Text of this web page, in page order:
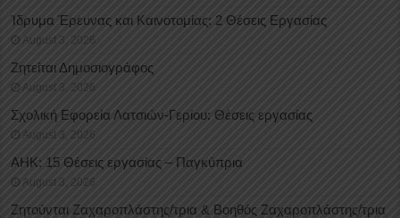
Ίδρυμα Έρευνας και Καινοτομίας: 2 Θέσεις Εργασίας
August 3, 2026
Ζητείται Δημοσιογράφος
August 3, 2026
Σχολική Εφορεία Λατσιών-Γερίου: Θέσεις εργασίας
August 3, 2026
ΑΗΚ: 15 Θέσεις εργασίας – Παγκύπρια
August 3, 2026
Ζητούνται Ζαχαροπλάστης/τρια & Βοηθός Ζαχαροπλάστης/τρια